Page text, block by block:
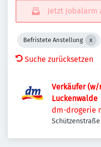
Jetzt
Befristete Anstellung
Suche zurücksetzen
Verkäufer (w/
Luckenwalde
dm-drogerie